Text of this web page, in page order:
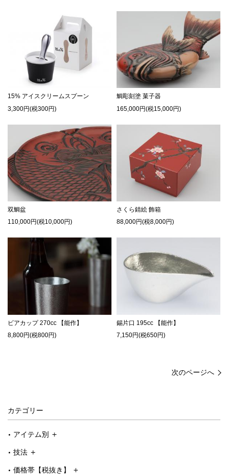
15% アイスクリームスプーン
3,300円(税300円)
鯛彫刻塗 菓子器
165,000円(税15,000円)
双鯛盆
110,000円(税10,000円)
さくら錆絵 飾箱
88,000円(税8,000円)
ビアカップ 270cc 【能作】
8,800円(税800円)
錫片口 195cc 【能作】
7,150円(税650円)
次のページへ
カテゴリー
アイテム別
技法
価格帯【税抜き】